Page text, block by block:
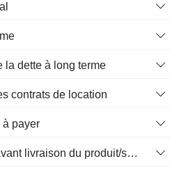
la dette à long terme
contrats de location
à payer
Revenus collectés avant livraison du produit/service